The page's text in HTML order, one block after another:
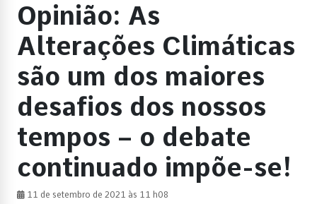
Opinião: As
Alterações Climáticas
são um dos maiores
desafios dos nossos
tempos – o debate
continuado impõe-se!
11 de setembro de 2021 às 11 h08